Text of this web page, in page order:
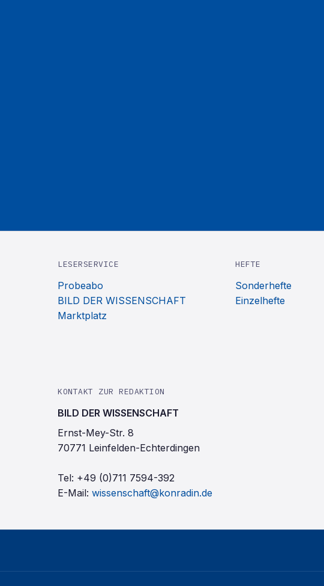
LESERSERVICE
Probeabo
BILD DER WISSENSCHAFT
Marktplatz
HEFTE
Sonderhefte
Einzelhefte
KONTAKT ZUR REDAKTION
BILD DER WISSENSCHAFT
Ernst-Mey-Str. 8
70771 Leinfelden-Echterdingen
Tel: +49 (0)711 7594-392
E-Mail: wissenschaft@konradin.de